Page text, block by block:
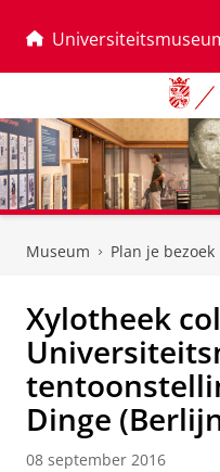
Museum Plan je bezoek
Xylotheek
Dinge
08 september 2016